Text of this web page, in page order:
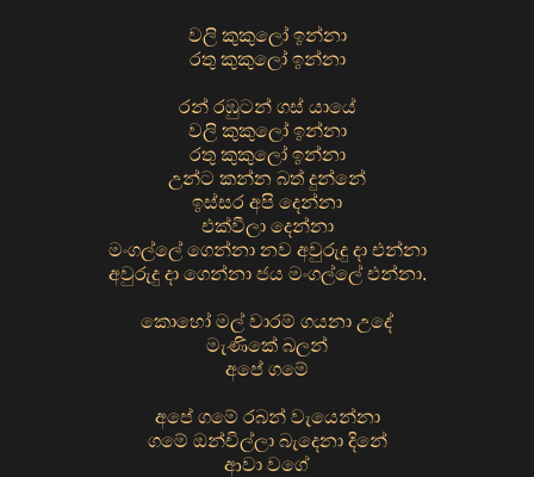
වලි කුකුලෝ ඉන්නා
රතු කුකුලෝ ඉන්නා
රන් රඹුටන් ගස් යායේ
වලි කුකුලෝ ඉන්නා
රතු කුකුලෝ ඉන්නා
උන්ට කන්න බත් දුන්නේ
ඉස්සර අපි දෙන්නා
එක්වීලා දෙන්නා
මංගල්ලේ ගෙන්නා නව අවුරුදු දා එන්නා
අවුරුදු දා ගෙන්නා ජය මංගල්ලේ එන්නා.
කොහෝ මල් වාරම් ගයනා උදේ
මැණිකේ බලන්
අපේ ගමේ
අපේ ගමේ රබන් වැයෙන්නා
ගමේ ඔන්චිල්ලා බැදෙනා දිනේ
ආවා වගේ